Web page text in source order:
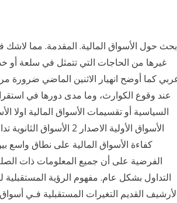
بحث حول الأسواق المالية. المقدمة. مما لاشك
غيرها من الحاجات التي تتمثل في سلعة أو
عند وقوع الكوارث، وما مدى دورها في
الأسواق الأولية
كفاءة الأسواق المالية على نطاق واسع
الفرضية على أن جميع المعلومات ذات
التداول بشكل عام. مفهوم الرؤية المستقبلية